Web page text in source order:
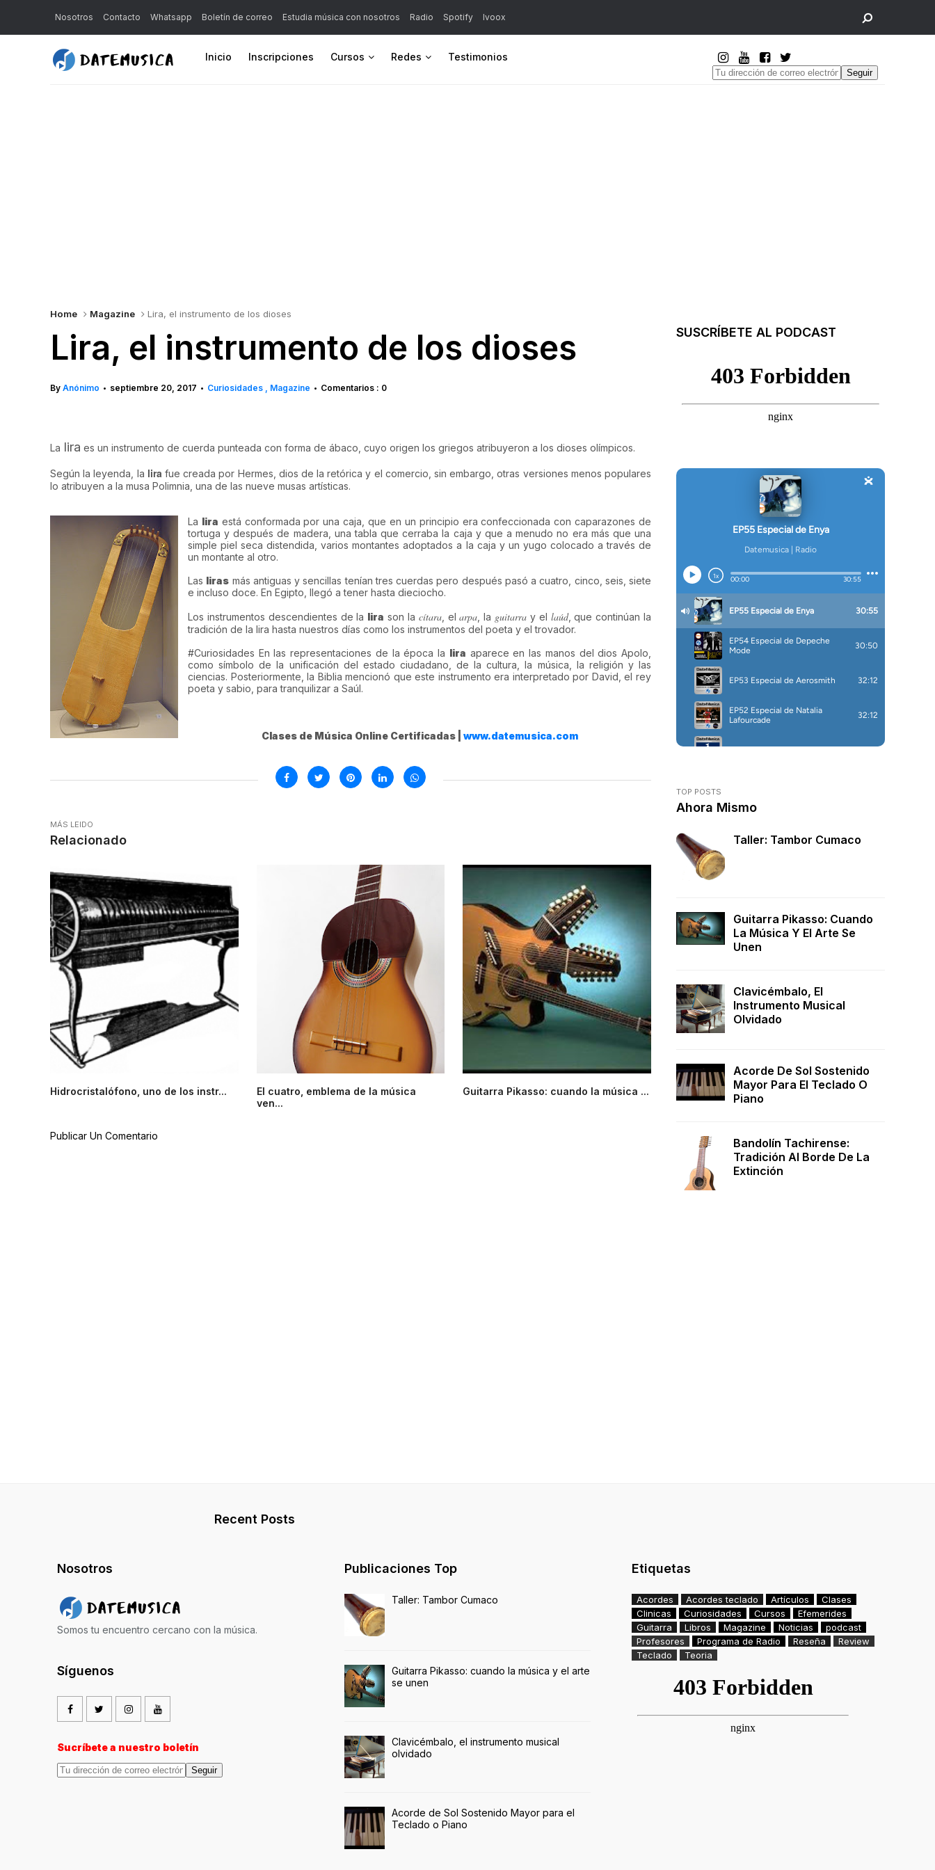
Nosotros Contacto Whatsapp Boletín de correo Estudia música con nosotros Radio Spotify Ivoox
Inicio Inscripciones Cursos Redes Testimonios
Seguir
Home Magazine Lira, el instrumento de los dioses
Lira, el instrumento de los dioses
By Anónimo • septiembre 20, 2017 • Curiosidades Magazine • Comentarios : 0
La lira es un instrumento de cuerda punteada con forma de ábaco, cuyo origen los griegos atribuyeron a los dioses olímpicos.
Según la leyenda, la lira fue creada por Hermes, dios de la retórica y el comercio, sin embargo, otras versiones menos populares
lo atribuyen a la musa Polimnia, una de las nueve musas artísticas.
La lira está conformada por una caja, que en un principio era confeccionada con caparazones de
tortuga y después de madera, una tabla que cerraba la caja y que a menudo no era más que una
simple piel seca distendida, varios montantes adoptados a la caja y un yugo colocado a través de
un montante al otro.
Las liras más antiguas y sencillas tenían tres cuerdas pero después pasó a cuatro, cinco, seis, siete
e incluso doce. En Egipto, llegó a tener hasta dieciocho.
Los instrumentos descendientes de la lira son la cítara, elarpa , la guitarra y el laúd, que continúan la
tradición de la lira hasta nuestros días como los instrumentos del poeta y el trovador.
#Curiosidades En las representaciones de la época la lira aparece en las manos del dios Apolo,
como símbolo de la unificación del estado ciudadano, de la cultura, la música, la religión y las
ciencias. Posteriormente, la Biblia mencionó que este instrumento era interpretado por David, el rey
poeta y sabio, para tranquilizar a Saúl.
Clases de Música Online Certificadas | www.datemusica.com
MÁS LEIDO
Relacionado
Hidrocristalófono, uno de los instr...
El cuatro, emblema de la música
ven...
Guitarra Pikasso: cuando la música ...
Publicar Un Comentario
SUSCRÍBETE AL PODCAST
TOP POSTS
Ahora Mismo
Taller: Tambor Cumaco
Guitarra Pikasso: Cuando
La Música Y El Arte Se
Unen
Clavicémbalo, El
Instrumento Musical
Olvidado
Acorde De Sol Sostenido
Mayor Para El Teclado O
Piano
Bandolín Tachirense:
Tradición Al Borde De La
Extinción
Recent Posts
Nosotros
Somos tu encuentro cercano con la música.
Síguenos
Sucríbete a nuestro boletín
Seguir
Publicaciones Top
Taller: Tambor Cumaco
Guitarra Pikasso: cuando la música y el arte
se unen
Clavicémbalo, el instrumento musical
olvidado
Acorde de Sol Sostenido Mayor para el
Teclado o Piano
Etiquetas
Acordes Acordes teclado Artículos
Clases
Clinicas
Curiosidades Cursos
Efemerides
Guitarra
Libros Magazine Noticias
podcast
Profesores
Programa de Radio Reseña
Review
Teclado
Teoria